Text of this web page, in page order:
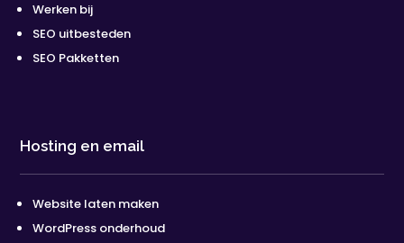
Werken bij
SEO uitbesteden
SEO Pakketten
Hosting en email
Website laten maken
WordPress onderhoud